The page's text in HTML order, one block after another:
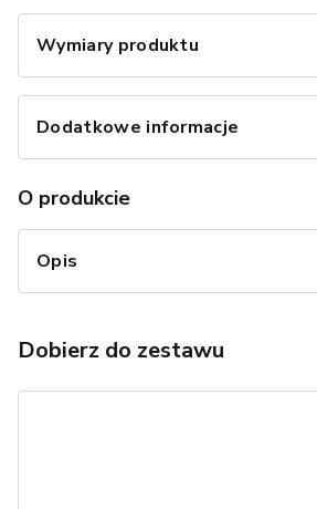
Wymiary produktu
Dodatkowe informacje
O produkcie
Opis
Dobierz do zestawu